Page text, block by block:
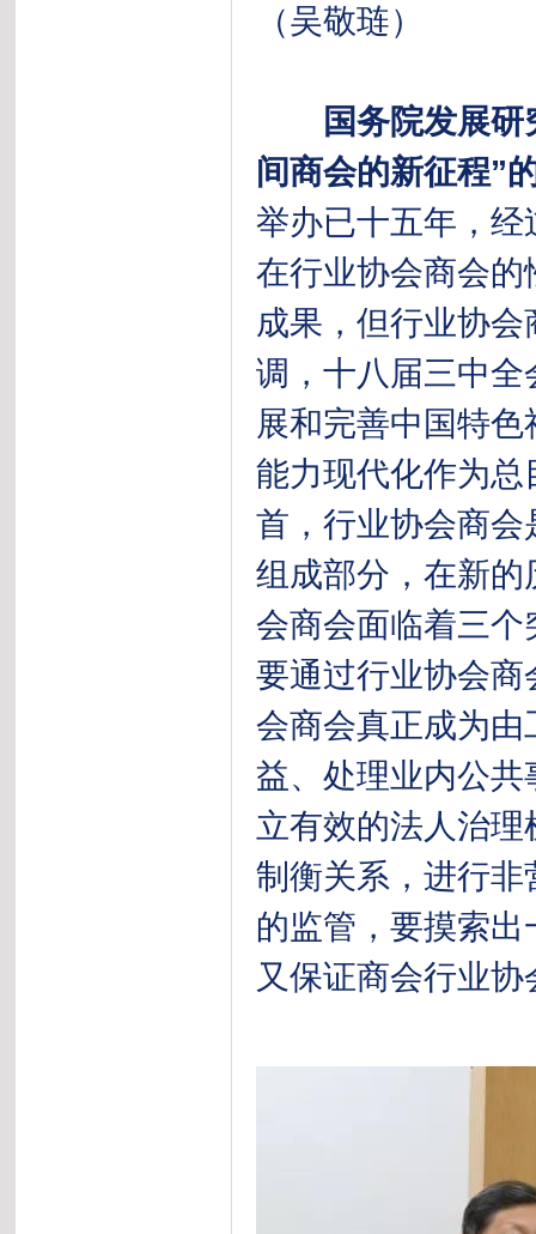
（吴敬琏）
国务院发展
间商会的新征程”
举办已十五年，
在行业协会商会
成果，但行业协
调，十八届三中
展和完善中国特
能力现代化作为
首，行业协会商
组成部分，在新
会商会面临着三
要通过行业协会
会商会真正成为
益、处理业内公
立有效的法人治
制衡关系，进行
的监管，要摸索
又保证商会行业